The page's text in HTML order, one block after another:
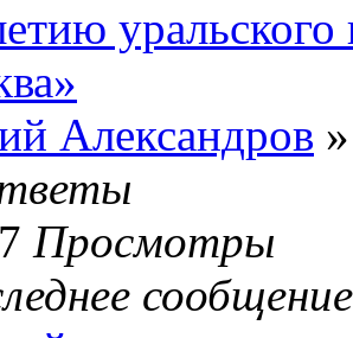
уральского
Александров
Просмотры